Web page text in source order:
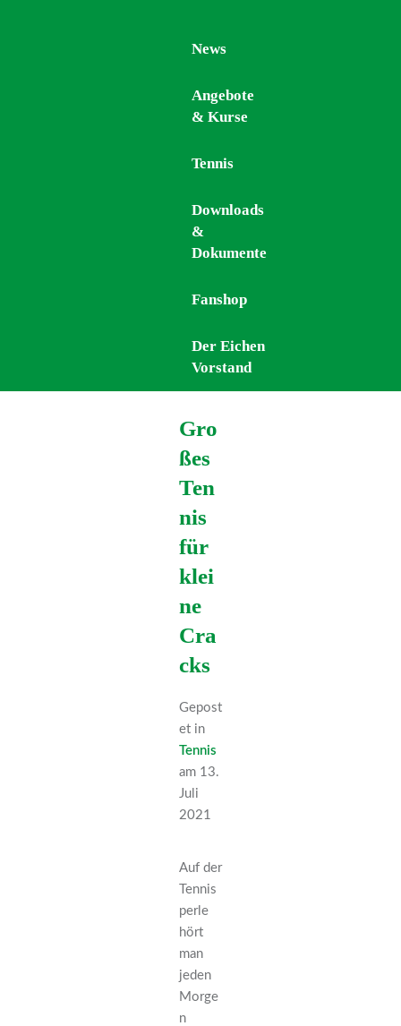
News
Angebote
& Kurse
Tennis
Downloads
&
Dokumente
Fanshop
Der Eichen
Vorstand
News
Angebote
& Kurse
Tennis
Downloads
&
Dokumente
Fanshop
Der Eichen
Vorstand
Gro
ßes
Ten
nis
für
klei
ne
Cra
cks
Gepost
et in
Tennis
am 13.
Juli
2021
Auf der
Tennis
perle
hört
man
jeden
Morge
n